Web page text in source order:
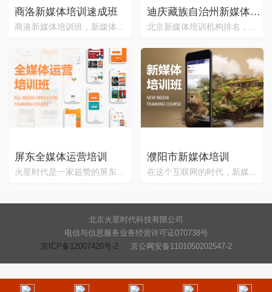
商洛新媒体培训速成班
商洛新媒体培训班，新媒体...
迪庆藏族自治州新媒体培训课
北京新媒体培训机构排名，...
屏东全媒体运营培训
火星时代是一家超赞的屏东...
濮阳市新媒体培训
在这个互联网的时代，新媒...
北京火星时代科技有限公司
电信与信息服务业务经营许可证070738号
京ICP备12007420号-2京公网安备1101050202547-2